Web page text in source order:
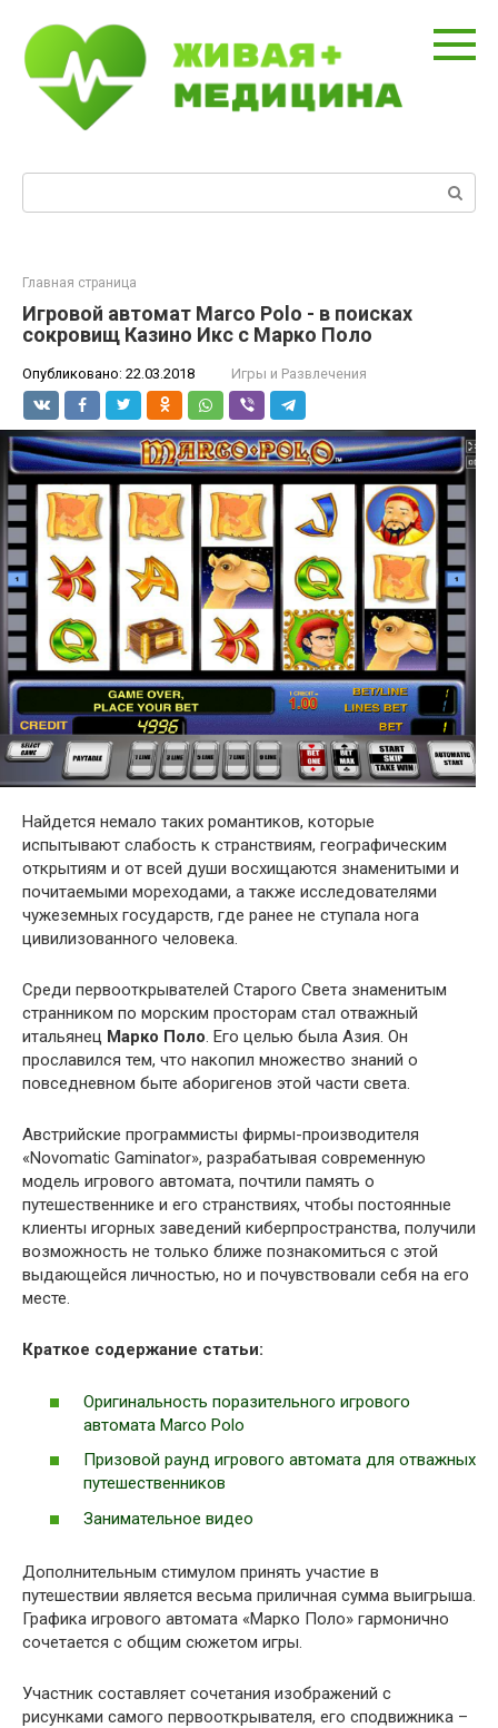
контенту
Главная страница
Игровой автомат Marco Polo - в поисках
сокровищ Казино Икс с Марко Поло
Опубликовано: 22.03.2018 Игры и Развлечения
Найдется немало таких романтиков, которые
испытывают слабость к странствиям, географическим
открытиям и от всей души восхищаются знаменитыми и
почитаемыми мореходами, а также исследователями
чужеземных государств, где ранее не ступала нога
цивилизованного человека.
Среди первооткрывателей Старого Света знаменитым
странником по морским просторам стал отважный
итальянец Марко Поло. Его целью была Азия. Он
прославился тем, что накопил множество знаний о
повседневном быте аборигенов этой части света.
Австрийские программисты фирмы-производителя
«Novomatic Gaminator», разрабатывая современную
модель игрового автомата, почтили память о
путешественнике и его странствиях, чтобы постоянные
клиенты игорных заведений киберпространства, получили
возможность не только ближе познакомиться с этой
выдающейся личностью, но и почувствовали себя на его
месте.
Краткое содержание статьи:
Оригинальность поразительного игрового
автомата Marco Polo
Призовой раунд игрового автомата для отважных
путешественников
Занимательное видео
Дополнительным стимулом принять участие в
путешествии является весьма приличная сумма выигрыша.
Графика игрового автомата «Марко Поло» гармонично
сочетается с общим сюжетом игры.
Участник составляет сочетания изображений с
рисунками самого первооткрывателя, его сподвижника –